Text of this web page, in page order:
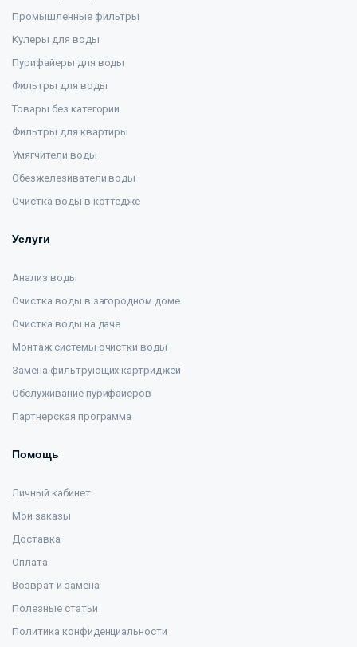
Промышленные фильтры
Кулеры для воды
Пурифайеры для воды
Фильтры для воды
Товары без категории
Фильтры для квартиры
Умягчители воды
Обезжелезиватели воды
Очистка воды в коттедже
Услуги
Анализ воды
Очистка воды в загородном доме
Очистка воды на даче
Монтаж системы очистки воды
Замена фильтрующих картриджей
Обслуживание пурифайеров
Партнерская программа
Помощь
Личный кабинет
Мои заказы
Доставка
Оплата
Возврат и замена
Полезные статьи
Политика конфиденциальности